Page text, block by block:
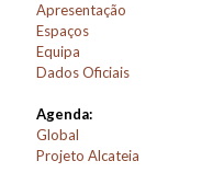
Apresentação
Espaços
Equipa
Dados Oficiais
Agenda:
Global
Projeto Alcateia